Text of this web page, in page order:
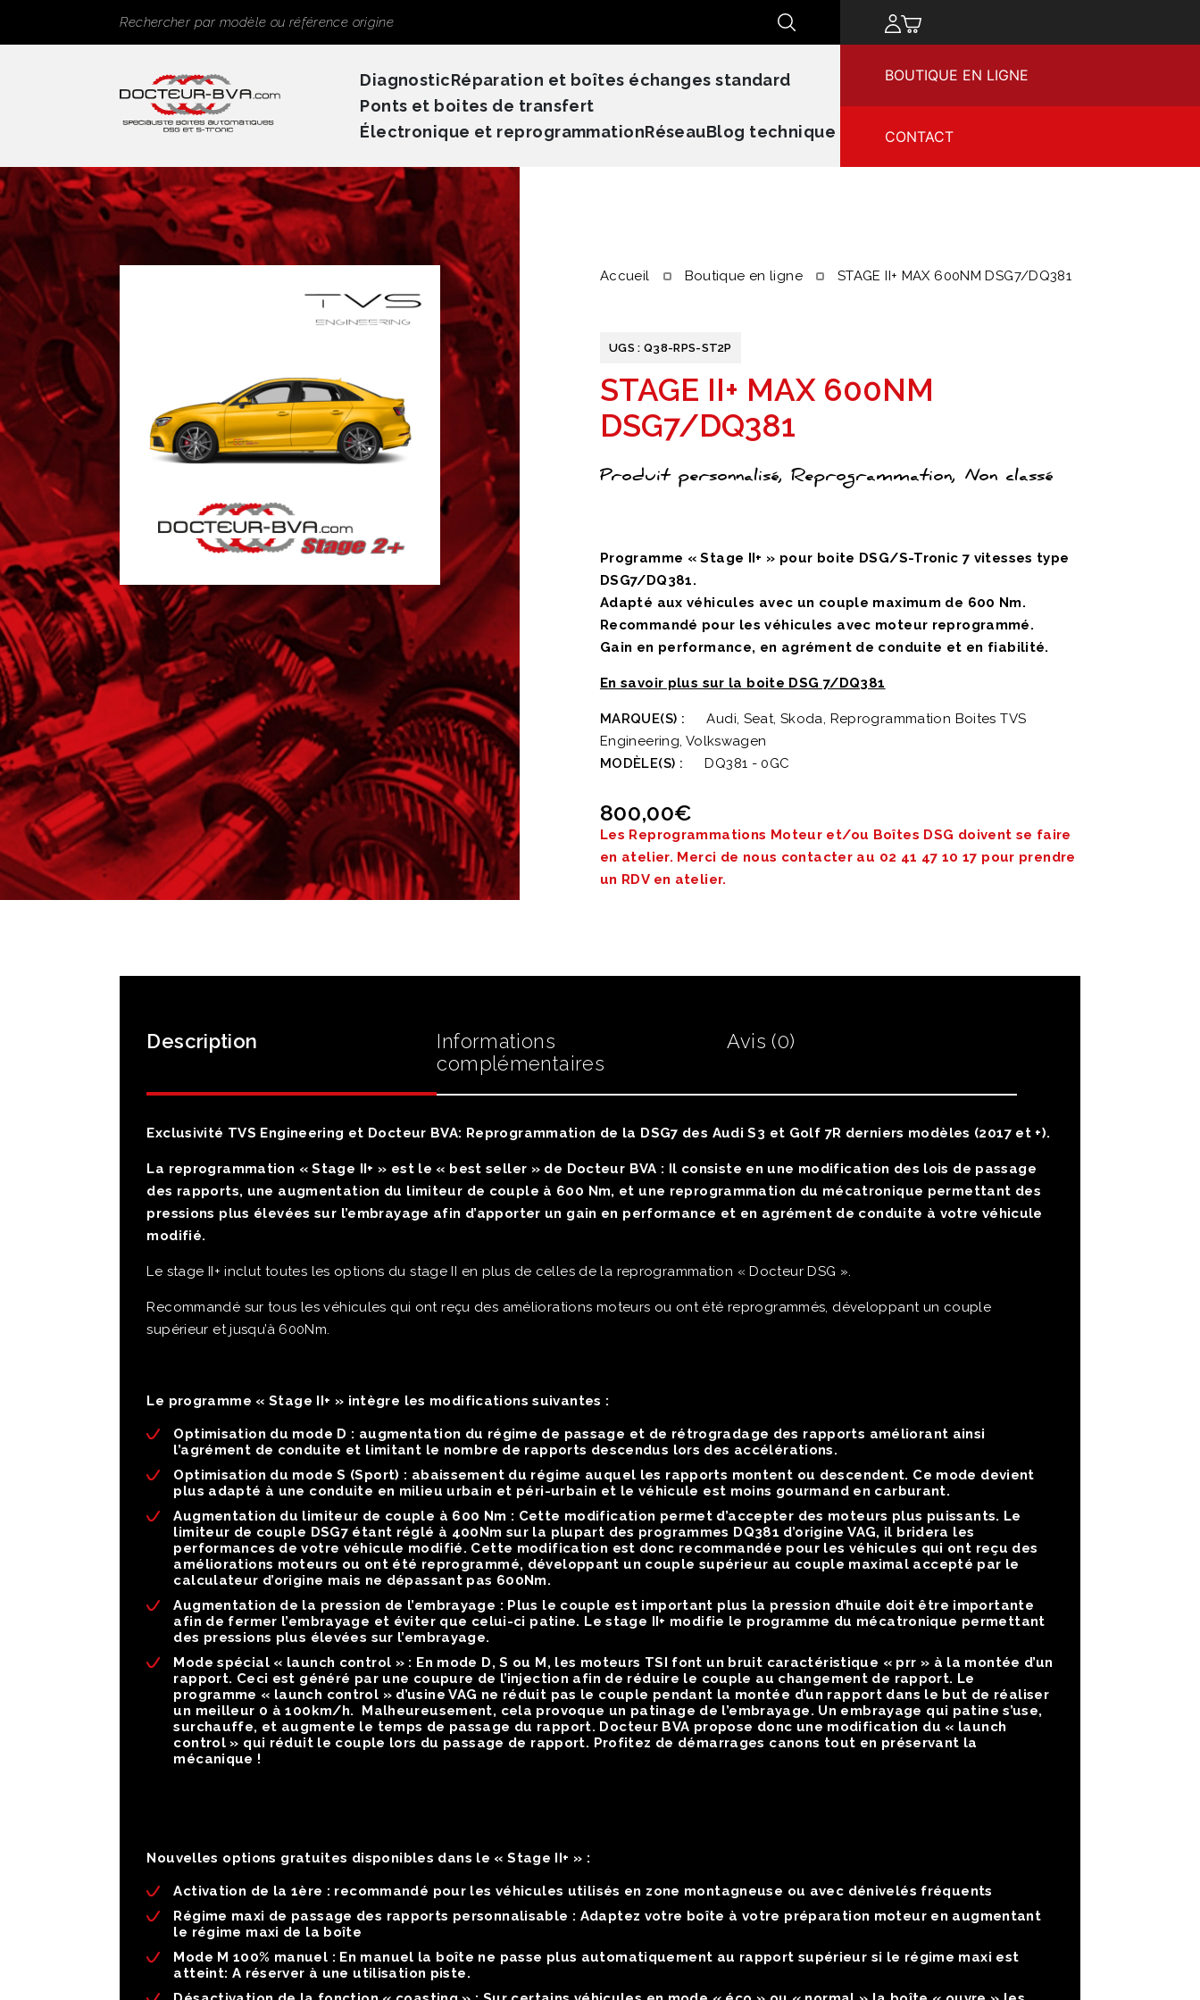
Rechercher
Rechercher
DiagnosticRéparation et boîtes échanges standard
Ponts et boites de transfert
Électronique et reprogrammationRéseauBlog technique
BOUTIQUE EN LIGNE
CONTACT
Accueil Boutique en ligne STAGE II+ MAX 600NM DSG7/DQ381
UGS : Q38-RPS-ST2P
STAGE II+ MAX 600NM
DSG7/DQ381
Produit personnalisé, Reprogrammation, Non classé
Programme « Stage II+ » pour boite DSG/S-Tronic 7 vitesses type
DSG7/DQ381.
Adapté aux véhicules avec un couple maximum de 600 Nm.
Recommandé pour les véhicules avec moteur reprogrammé.
Gain en performance, en agrément de conduite et en fiabilité.
En savoir plus sur la boite DSG 7/DQ381
MARQUE(S) :
Audi, Seat, Skoda, Reprogrammation Boites TVS
Engineering, Volkswagen
MODÈLE(S) :
DQ381 - 0GC
800,00€
Les Reprogrammations Moteur et/ou Boîtes DSG doivent se faire
en atelier. Merci de nous contacter au 02 41 47 10 17 pour prendre
un RDV en atelier.
Description
Informations
complémentaires
Avis (0)
Exclusivité TVS Engineering et Docteur BVA: Reprogrammation de la DSG7 des Audi S3 et Golf 7R derniers modèles (2017 et +).
La reprogrammation « Stage II+ » est le « best seller » de Docteur BVA : Il consiste en une modification des lois de passage
des rapports, une augmentation du limiteur de couple à 600 Nm, et une reprogrammation du mécatronique permettant des
pressions plus élevées sur l’embrayage afin d’apporter un gain en performance et en agrément de conduite à votre véhicule
modifié.
Le stage II+ inclut toutes les options du stage II en plus de celles de la reprogrammation « Docteur DSG ».
Recommandé sur tous les véhicules qui ont reçu des améliorations moteurs ou ont été reprogrammés, développant un couple
supérieur et jusqu’à 600Nm.
Le programme « Stage II+ » intègre les modifications suivantes :
Optimisation du mode D : augmentation du régime de passage et de rétrogradage des rapports améliorant ainsi
l’agrément de conduite et limitant le nombre de rapports descendus lors des accélérations.
Optimisation du mode S (Sport) : abaissement du régime auquel les rapports montent ou descendent. Ce mode devient
plus adapté à une conduite en milieu urbain et péri-urbain et le véhicule est moins gourmand en carburant.
Augmentation du limiteur de couple à 600 Nm : Cette modification permet d’accepter des moteurs plus puissants. Le
limiteur de couple DSG7 étant réglé à 400Nm sur la plupart des programmes DQ381 d’origine VAG, il bridera les
performances de votre véhicule modifié. Cette modification est donc recommandée pour les véhicules qui ont reçu des
améliorations moteurs ou ont été reprogrammé, développant un couple supérieur au couple maximal accepté par le
calculateur d’origine mais ne dépassant pas 600Nm.
Augmentation de la pression de l’embrayage : Plus le couple est important plus la pression d’huile doit être importante
afin de fermer l’embrayage et éviter que celui-ci patine. Le stage II+ modifie le programme du mécatronique permettant
des pressions plus élevées sur l’embrayage.
Mode spécial « launch control » : En mode D, S ou M, les moteurs TSI font un bruit caractéristique « prr » à la montée d’un
rapport. Ceci est généré par une coupure de l’injection afin de réduire le couple au changement de rapport. Le
programme « launch control » d’usine VAG ne réduit pas le couple pendant la montée d’un rapport dans le but de réaliser
un meilleur 0 à 100km/h. Malheureusement, cela provoque un patinage de l’embrayage. Un embrayage qui patine s’use,
surchauffe, et augmente le temps de passage du rapport. Docteur BVA propose donc une modification du « launch
control » qui réduit le couple lors du passage de rapport. Profitez de démarrages canons tout en préservant la
mécanique !
Nouvelles options gratuites disponibles dans le « Stage II+ » :
Activation de la 1ère : recommandé pour les véhicules utilisés en zone montagneuse ou avec dénivelés fréquents
Régime maxi de passage des rapports personnalisable : Adaptez votre boîte à votre préparation moteur en augmentant
le régime maxi de la boîte
Mode M 100% manuel : En manuel la boîte ne passe plus automatiquement au rapport supérieur si le régime maxi est
atteint: A réserver à une utilisation piste.